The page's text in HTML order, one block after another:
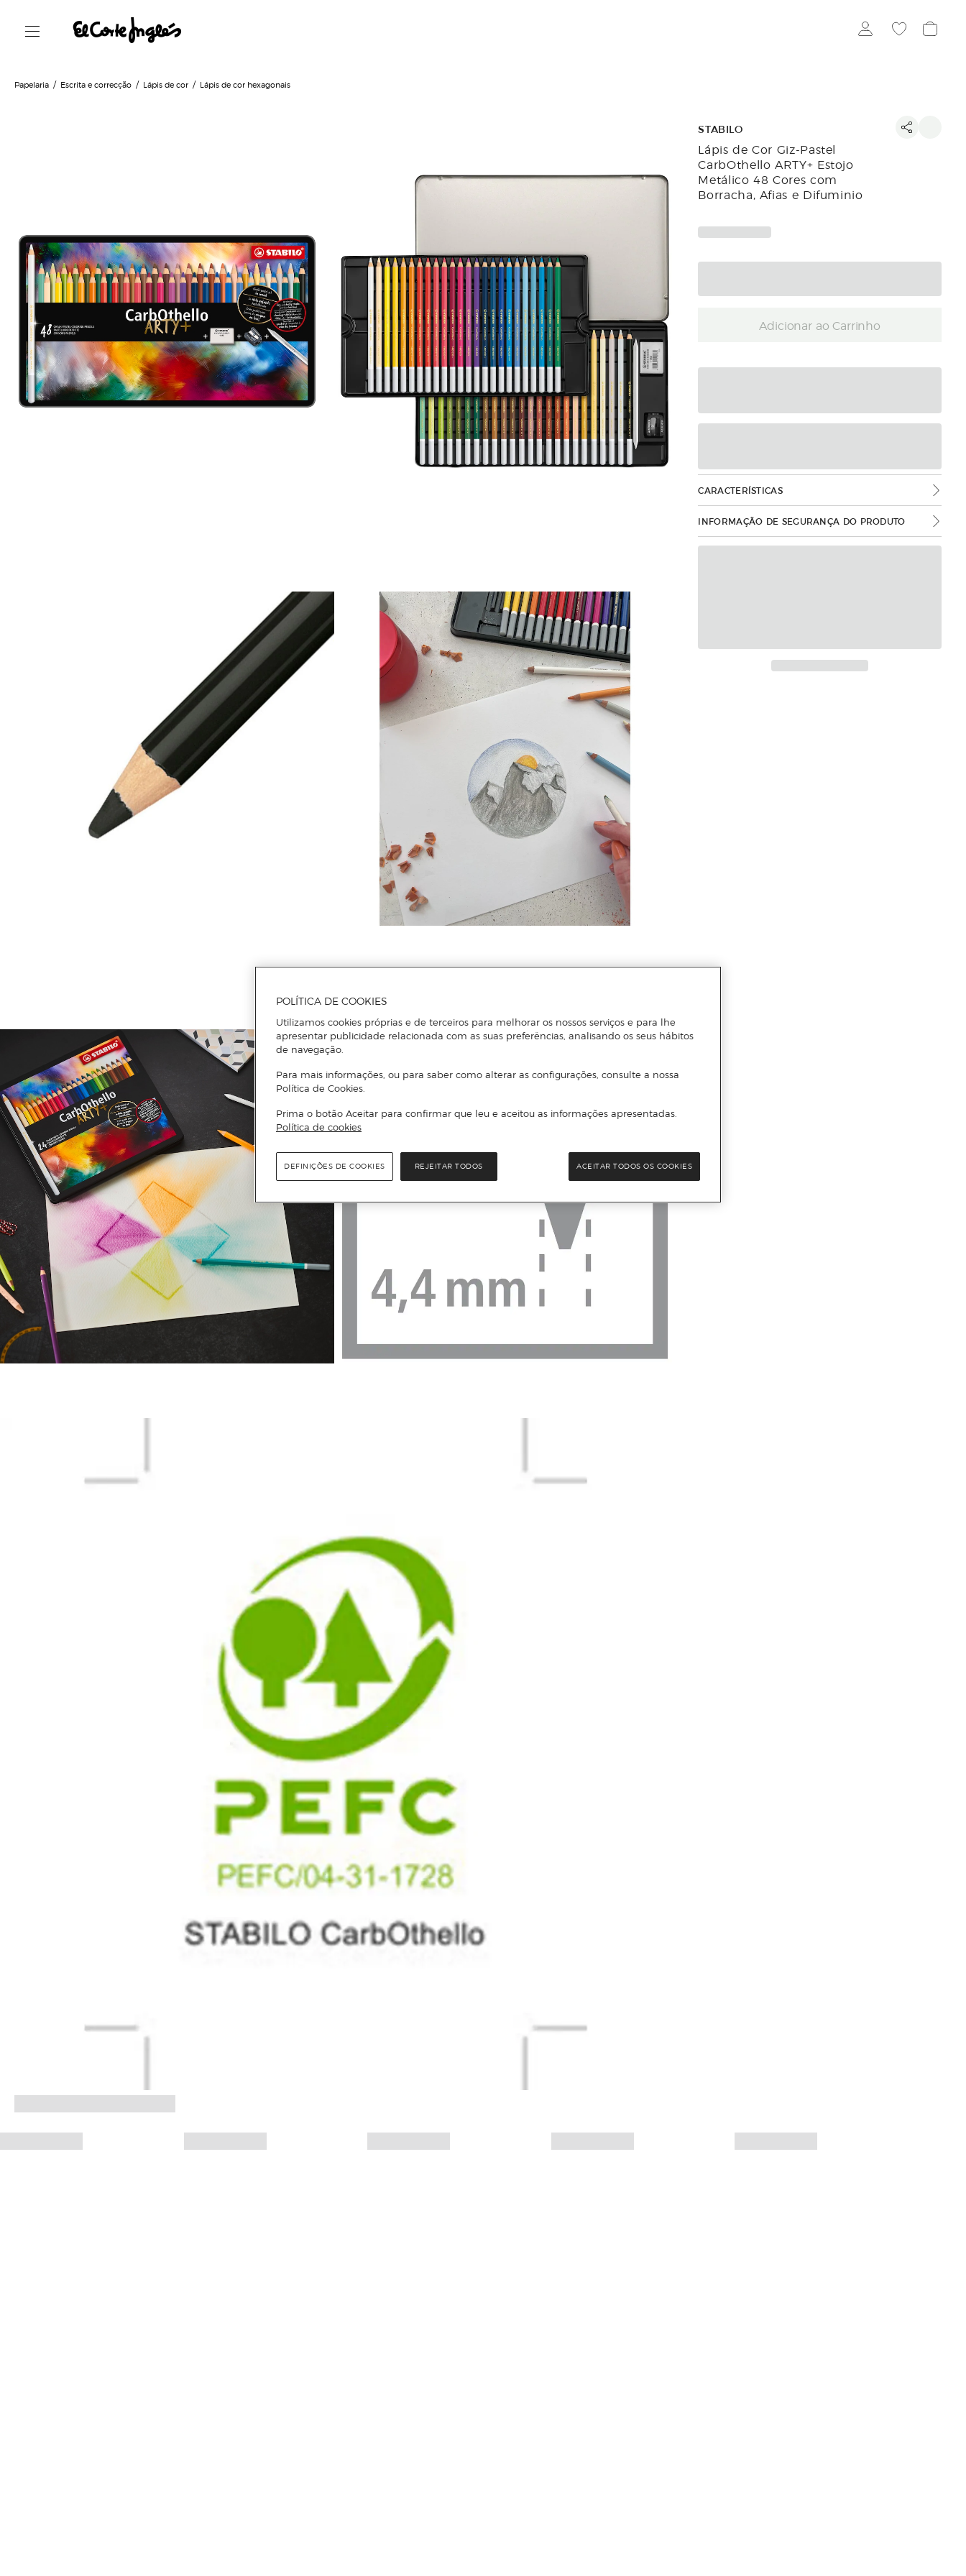
Papelaria Escrita e correcção Lápis de cor Lápis de cor hexagonais
STABILO
Lápis de Cor Giz-Pastel
CarbOthello ARTY+ Estojo
Metálico 48 Cores com
Borracha, Afias e Difuminio
Adicionar ao Carrinho
CARACTERÍSTICAS
INFORMAÇÃO DE SEGURANÇA DO PRODUTO
POLÍTICA DE COOKIES
Utilizamos cookies próprias e de terceiros para melhorar os nossos serviços e para lhe
apresentar publicidade relacionada com as suas preferências, analisando os seus hábitos
de navegação.
Para mais informações, ou para saber como alterar as configurações, consulte a nossa
Política de Cookies.
Prima o botão Aceitar para confirmar que leu e aceitou as informações apresentadas.
Política de cookies
REJEITAR TODOS ACEITAR TODOS OS COOKIES
DEFINIÇÕES DE COOKIES